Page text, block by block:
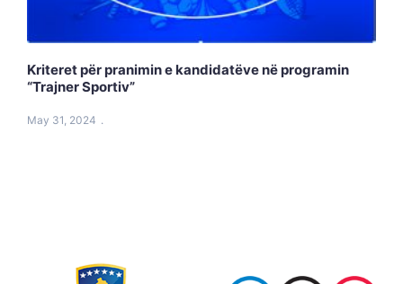
Kriteret për pranimin e kandidatëve në programin
“Trajner Sportiv”
May 31, 2024